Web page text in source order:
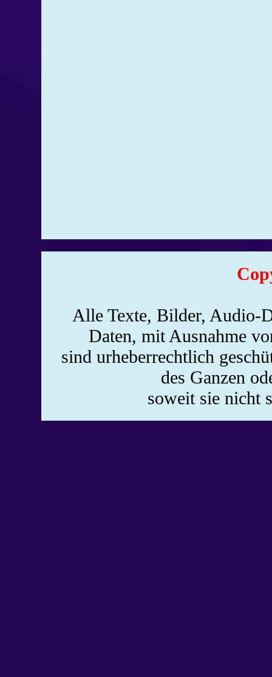
Alle Texte, Bilder, Audio-
Daten, mit Ausnahme
sind urheberrechtlich
des Ganzen
soweit sie nicht